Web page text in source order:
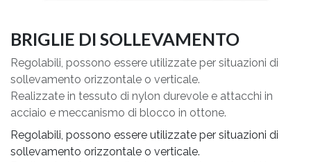
BRIGLIE DI SOLLEVAMENTO
Regolabili, possono essere utilizzate per situazioni di
sollevamento orizzontale o verticale.
Realizzate in tessuto di nylon durevole e attacchi in
acciaio e meccanismo di blocco in ottone.
Regolabili, possono essere utilizzate per situazioni di
sollevamento orizzontale o verticale.